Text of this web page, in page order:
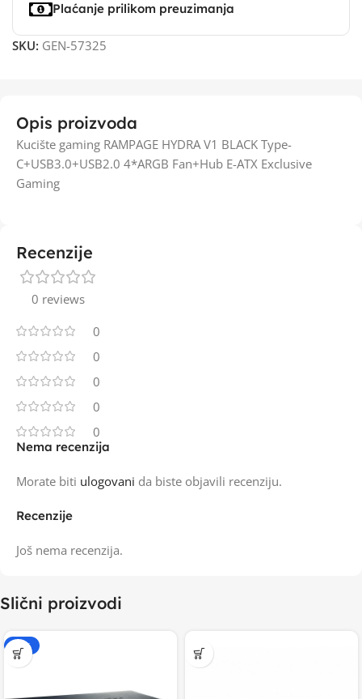
Plaćanje prilikom preuzimanja
SKU: GEN-57325
Opis proizvoda
Kucište gaming RAMPAGE HYDRA V1 BLACK Type-
C+USB3.0+USB2.0 4*ARGB Fan+Hub E-ATX Exclusive
Gaming
Recenzije
0 reviews
0
0
0
0
0
Recenzije
Još nema recenzija.
Nema recenzija
Morate biti ulogovani da biste objavili recenziju.
Slični proizvodi
-20%